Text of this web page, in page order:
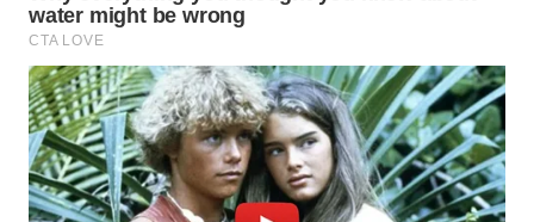
LABUANBAJO
WN
BORNEO
Wahana
Media
Group